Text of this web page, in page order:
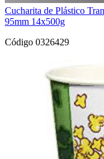
Cucharita de Plástico
95mm 14x500g
Código 0326429